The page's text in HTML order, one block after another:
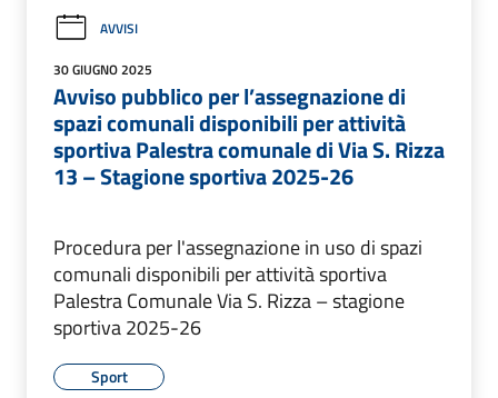
AVVISI
30 GIUGNO 2025
Avviso pubblico per l’assegnazione di
spazi comunali disponibili per attività
sportiva Palestra comunale di Via S. Rizza
13 – Stagione sportiva 2025-26
Procedura per l'assegnazione in uso di spazi
comunali disponibili per attività sportiva
Palestra Comunale Via S. Rizza – stagione
sportiva 2025-26
Sport